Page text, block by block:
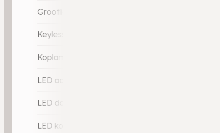
Grootlicht-assistent
Keyless entry
Koplampen adaptief
LED achterlichten
LED dagrijverlichting
LED koplampen